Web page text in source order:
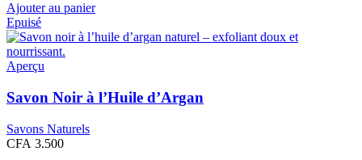
Ajouter au panier
Epuisé
Aperçu
Savon Noir à l’Huile d’Argan
Savons Naturels
CFA 3.500